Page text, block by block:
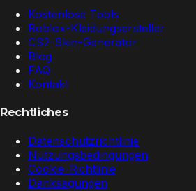
Kostenlose Tools
Roblox-Kleidungsersteller
CS2-Skin-Generator
Blog
FAQ
Kontakt
Rechtliches
Datenschutzrichtlinie
Nutzungsbedingungen
Cookie-Richtlinie
Danksagungen